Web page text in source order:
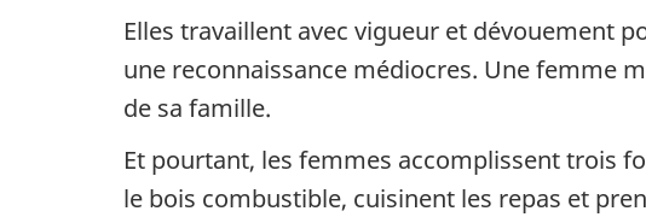
Elles travaillent avec vigueur et dévouement
une reconnaissance médiocres. Une femme
de sa famille.
Et pourtant, les femmes accomplissent trois
le bois combustible, cuisinent les repas et